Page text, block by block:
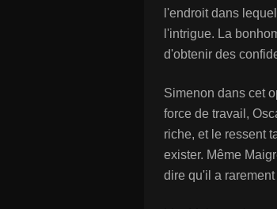
l'endroit dans
l'intrigue. La
d'obtenir des
Simenon dans cet
force de travail,
riche, et le ressent
exister. Même
dire qu'il a